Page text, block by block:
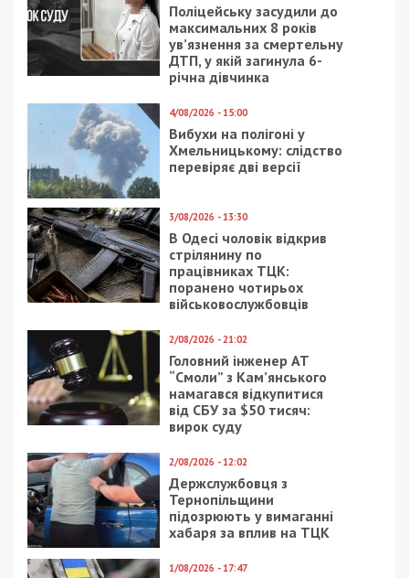
Поліцейську засудили до
максимальних 8 років
ув’язнення за смертельну
ДТП, у якій загинула 6-
річна дівчинка
4/08/2026 - 15:00
Вибухи на полігоні у
Хмельницькому: слідство
перевіряє дві версії
3/08/2026 - 13:30
В Одесі чоловік відкрив
стрілянину по
працівниках ТЦК:
поранено чотирьох
військовослужбовців
2/08/2026 - 21:02
Головний інженер АТ
“Смоли” з Кам’янського
намагався відкупитися
від СБУ за $50 тисяч:
вирок суду
2/08/2026 - 12:02
Держслужбовця з
Тернопільщини
підозрюють у вимаганні
хабаря за вплив на ТЦК
1/08/2026 - 17:47